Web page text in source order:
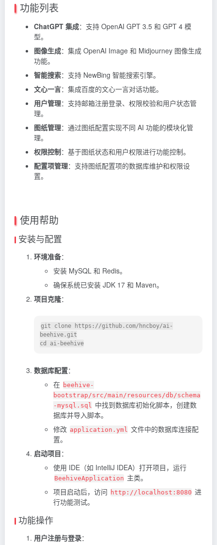
功能列表
ChatGPT 集成：支持 OpenAI GPT 3.5 和 GPT 4 模
型。
图像生成：集成 OpenAI Image 和 Midjourney 图像生成
功能。
智能搜索：支持 NewBing 智能搜索引擎。
文心一言：集成百度的文心一言对话功能。
用户管理：支持邮箱注册登录、权限校验和用户状态管
理。
图纸管理：通过图纸配置实现不同 AI 功能的模块化管
理。
权限控制：基于图纸状态和用户权限进行功能控制。
配置项管理：支持图纸配置项的数据库维护和权限设
置。
使用帮助
安装与配置
环境准备：
安装 MySQL 和 Redis。
确保系统已安装 JDK 17 和 Maven。
项目克隆：
git clone https://github.com/hncboy/ai-
beehive.git
数据库配置：
在 beehive-
bootstrap/src/main/resources/db/schema
-mysql.sql
中找到数据库初始化脚本，创建数
据库并导入脚本。
修改 application.yml 文件中的数据库连接配
置。
启动项目：
使用 IDE（如 IntelliJ IDEA）打开项目，运行
BeehiveApplication 主类。
项目启动后，访问 http://localhost:8080 进
行功能测试。
功能操作
用户注册与登录：